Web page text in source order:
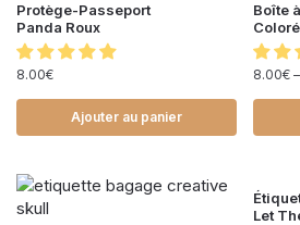
Protège-Passeport
Panda Roux
8.00€
Ajouter au panier
Boîte
8.00€–
Let